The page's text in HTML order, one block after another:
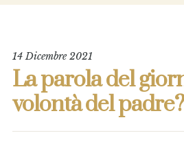
14 Dicembre 2021
La parola del
volontà del